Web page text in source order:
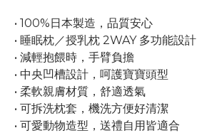
• 100%日本製造，品質安心
• 睡眠枕／授乳枕 2WAY 多功能設計
• 減輕抱餵時，手臂負擔
• 中央凹槽設計，呵護寶寶頭型
• 柔軟親膚材質，舒適透氣
• 可拆洗枕套，機洗方便好清潔
• 可愛動物造型，送禮自用皆適合